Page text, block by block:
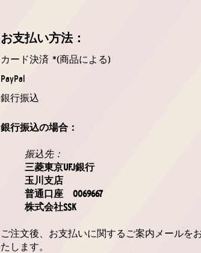
お支払い方法：
カード決済 *(商品による)
PayPal
銀行振込
銀行振込の場合：
振込先：
三菱東京UFJ銀行
玉川支店
普通口座 0069667
株式会社SSK
ご注文後、お支払いに関するご案内メールを
たします。